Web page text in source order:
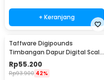
+ Keranjang
Taffware Digipounds
Timbangan Dapur Digital Scale
Battery 1g 5kg - Z1S
Rp55.200
Rp93.900 42%